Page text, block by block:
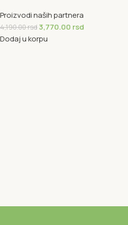
Proizvodi naših partnera
4,190.00rsd3,770.00 rsd
Dodaj u korpu